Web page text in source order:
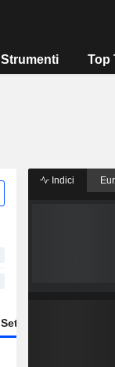
Strumenti Top
Settore
Indici